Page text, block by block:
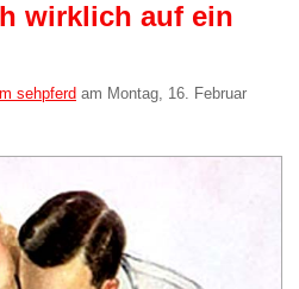
wirklich auf ein
sehpferd am Montag, 16. Februar